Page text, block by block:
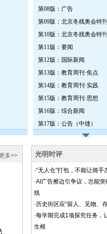
第08版：广告
第09版：北京冬残奥会特刊
第10版：北京冬残奥会特刊
第11版：要闻
第12版：国际新闻
第13版：教育周刊·焦点
第14版：教育周刊·实践
第15版：教育周刊·思想
第16版：综合新闻
第17版：公告（中缝）